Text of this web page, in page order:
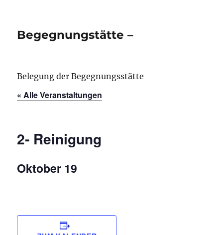
Begegnungstätte –
Belegung der Begegnungsstätte
« Alle Veranstaltungen
2- Reinigung
Oktober 19